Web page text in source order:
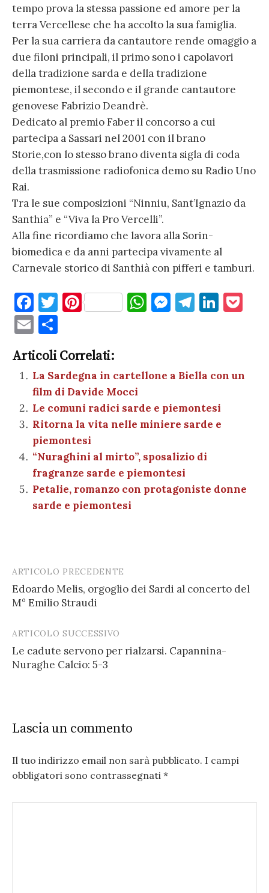
tempo prova la stessa passione ed amore per la
terra Vercellese che ha accolto la sua famiglia.
Per la sua carriera da cantautore rende omaggio a
due filoni principali, il primo sono i capolavori
della tradizione sarda e della tradizione
piemontese, il secondo e il grande cantautore
genovese Fabrizio Deandrè.
Dedicato al premio Faber il concorso a cui
partecipa a Sassari nel 2001 con il brano
Storie,con lo stesso brano diventa sigla di coda
della trasmissione radiofonica demo su Radio Uno
Rai.
Tra le sue composizioni “Ninniu, Sant’Ignazio da
Santhia” e “Viva la Pro Vercelli”.
Alla fine ricordiamo che lavora alla Sorin-
biomedica e da anni partecipa vivamente al
Carnevale storico di Santhià con pifferi e tamburi.
F
a
c
e
b
o
o
k
T
te
r
Pi
es
t
W
A
p
M
g
er
T
a
m
Li
dI
n
et
E
m
ai
l
o
n
di
vi
di
Articoli Correlati:
La Sardegna in cartellone a Biella con un
film di Davide Mocci
Le comuni radici sarde e piemontesi
Ritorna la vita nelle miniere sarde e
piemontesi
“Nuraghini al mirto”, sposalizio di
fragranze sarde e piemontesi
Petalie, romanzo con protagoniste donne
sarde e piemontesi
Post
navigation
ARTICOLO PRECEDENTE
Edoardo Melis, orgoglio dei Sardi al concerto del
M° Emilio Straudi
ARTICOLO SUCCESSIVO
Le cadute servono per rialzarsi. Capannina-
Nuraghe Calcio: 5-3
Lascia un commento
Il tuo indirizzo email non sarà pubblicato. I campi
obbligatori sono contrassegnati *